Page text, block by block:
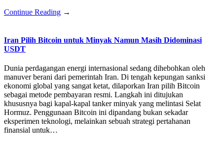
Continue Reading →
Iran Pilih Bitcoin untuk Minyak Namun Masih Didominasi
USDT
Dunia perdagangan energi internasional sedang dihebohkan oleh
manuver berani dari pemerintah Iran. Di tengah kepungan sanksi
ekonomi global yang sangat ketat, dilaporkan Iran pilih Bitcoin
sebagai metode pembayaran resmi. Langkah ini ditujukan
khususnya bagi kapal-kapal tanker minyak yang melintasi Selat
Hormuz. Penggunaan Bitcoin ini dipandang bukan sekadar
eksperimen teknologi, melainkan sebuah strategi pertahanan
finansial untuk…